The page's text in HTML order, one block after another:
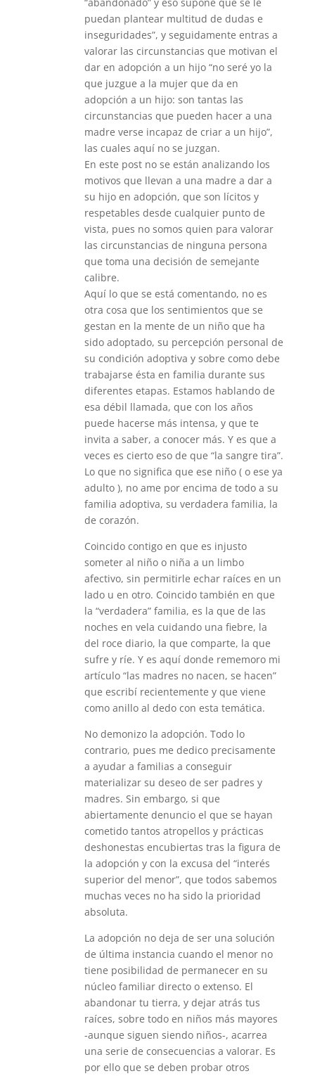
puedan plantear multitud de dudas e
inseguridades”, y seguidamente entras a
valorar las circunstancias que motivan el
dar en adopción a un hijo “no seré yo la
que juzgue a la mujer que da en
adopción a un hijo: son tantas las
circunstancias que pueden hacer a una
madre verse incapaz de criar a un hijo”,
las cuales aquí no se juzgan.
En este post no se están analizando los
motivos que llevan a una madre a dar a
su hijo en adopción, que son lícitos y
respetables desde cualquier punto de
vista, pues no somos quien para valorar
las circunstancias de ninguna persona
que toma una decisión de semejante
calibre.
Aquí lo que se está comentando, no es
otra cosa que los sentimientos que se
gestan en la mente de un niño que ha
sido adoptado, su percepción personal de
su condición adoptiva y sobre como debe
trabajarse ésta en familia durante sus
diferentes etapas. Estamos hablando de
esa débil llamada, que con los años
puede hacerse más intensa, y que te
invita a saber, a conocer más. Y es que a
veces es cierto eso de que “la sangre tira”.
Lo que no significa que ese niño ( o ese ya
adulto ), no ame por encima de todo a su
familia adoptiva, su verdadera familia, la
de corazón.
Coincido contigo en que es injusto
someter al niño o niña a un limbo
afectivo, sin permitirle echar raíces en un
lado u en otro. Coincido también en que
la “verdadera” familia, es la que de las
noches en vela cuidando una fiebre, la
del roce diario, la que comparte, la que
sufre y ríe. Y es aquí donde rememoro mi
artículo “las madres no nacen, se hacen”
que escribí recientemente y que viene
como anillo al dedo con esta temática.
No demonizo la adopción. Todo lo
contrario, pues me dedico precisamente
a ayudar a familias a conseguir
materializar su deseo de ser padres y
madres. Sin embargo, si que
abiertamente denuncio el que se hayan
cometido tantos atropellos y prácticas
deshonestas encubiertas tras la figura de
la adopción y con la excusa del “interés
superior del menor”, que todos sabemos
muchas veces no ha sido la prioridad
absoluta.
La adopción no deja de ser una solución
de última instancia cuando el menor no
tiene posibilidad de permanecer en su
núcleo familiar directo o extenso. El
abandonar tu tierra, y dejar atrás tus
raíces, sobre todo en niños más mayores
-aunque siguen siendo niños-, acarrea
una serie de consecuencias a valorar. Es
por ello que se deben probar otros